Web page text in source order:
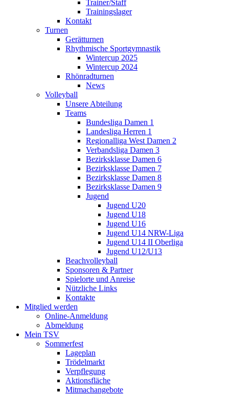
Trainer/Staff
Trainingslager
Kontakt
Turnen
Gerätturnen
Rhythmische Sportgymnastik
Wintercup 2025
Wintercup 2024
Rhönradturnen
News
Volleyball
Unsere Abteilung
Teams
Bundesliga Damen 1
Landesliga Herren 1
Regionalliga West Damen 2
Verbandsliga Damen 3
Bezirksklasse Damen 6
Bezirksklasse Damen 7
Bezirksklasse Damen 8
Bezirksklasse Damen 9
Jugend
Jugend U20
Jugend U18
Jugend U16
Jugend U14 NRW-Liga
Jugend U14 II Oberliga
Jugend U12/U13
Beachvolleyball
Sponsoren & Partner
Spielorte und Anreise
Nützliche Links
Kontakte
Mitglied werden
Online-Anmeldung
Abmeldung
Mein TSV
Sommerfest
Lageplan
Trödelmarkt
Verpflegung
Aktionsfläche
Mitmachangebote